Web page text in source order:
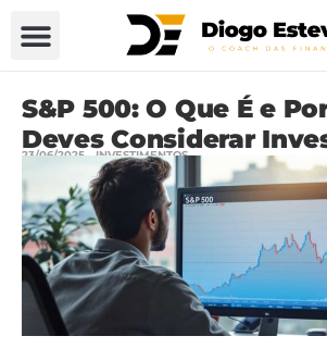
S&P 500: O Que É e
Deves Considerar
23/06/2025 INVESTIMENTOS